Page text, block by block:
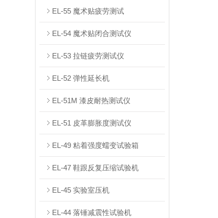
EL-55 魔术贴疲劳测试
EL-54 魔术贴闭合测试仪
EL-53 拉链疲劳测试仪
EL-52 弹性延长机
EL-51M 漆皮耐热测试仪
EL-51 皮革膨胀度测试仪
EL-49 粘着强度蠕变试验箱
EL-47 鞋跟反复压缩试验机
EL-45 实验室压机
EL-44 落锤减震性试验机